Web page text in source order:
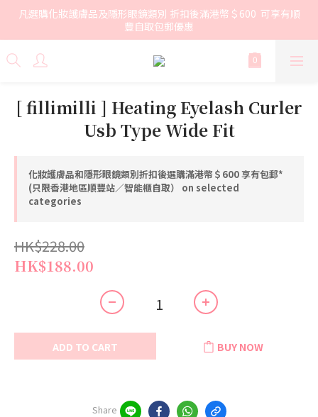
凡選購化妝護膚品及隱形眼鏡類別 折扣後滿港幣＄600  可享有順
豐自取包郵優惠
[ fillimilli ] Heating Eyelash Curler
Usb Type Wide Fit
化妝護膚品和隱形眼鏡類別折扣後選購滿港幣＄600 享有包郵*
(只限香港地區順豐站／智能櫃自取） on selected
categories
HK$228.00
HK$188.00
ADD TO CART BUY NOW
Share